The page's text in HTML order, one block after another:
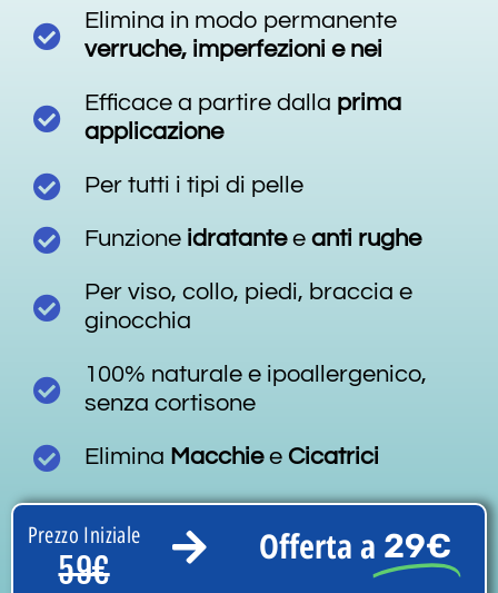
Elimina in modo permanente
verruche, imperfezioni e nei
Efficace a partire dalla prima
applicazione
Per tutti i tipi di pelle
Funzione idratanteeanti rughe
Per viso, collo, piedi, braccia e
ginocchia
100% naturale e ipoallergenico,
senza cortisone
Elimina MacchieeCicatrici
Prezzo Iniziale
59€
Offerta a 29€